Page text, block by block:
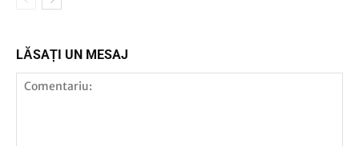
LĂSAȚI UN MESAJ